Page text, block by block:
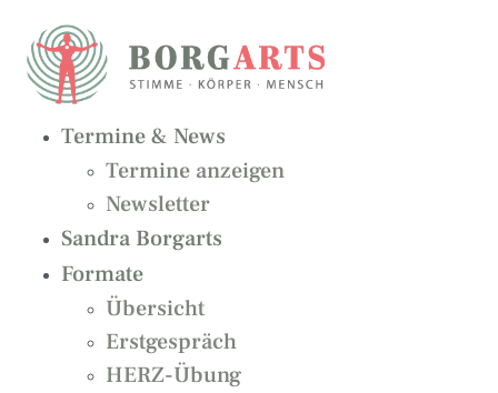
Inhalt
springen
Termine & News
Termine anzeigen
Newsletter
Sandra Borgarts
Formate
Übersicht
Erstgespräch
HERZ-Übung